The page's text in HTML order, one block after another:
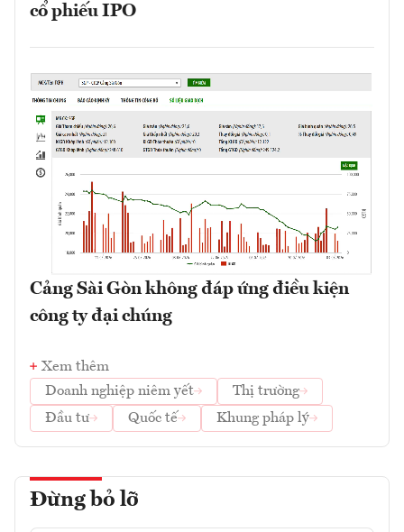
cổ phiếu IPO
Cảng Sài Gòn không đáp ứng điều kiện
công ty đại chúng
Xem thêm
Doanh nghiệp niêm yết
Thị trường
Đầu tư
Quốc tế Khung pháp lý
Đừng bỏ lỡ